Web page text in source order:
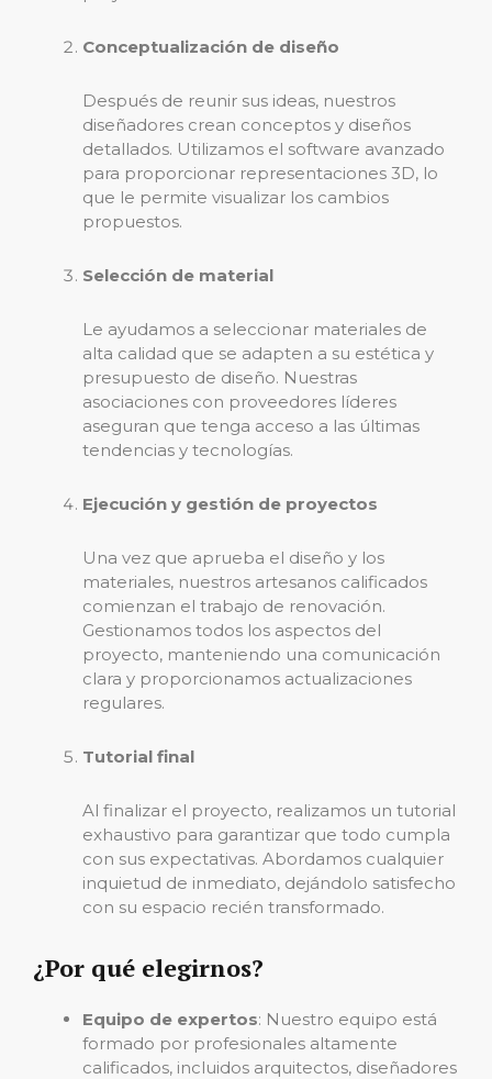
Conceptualización de diseño
Después de reunir sus ideas, nuestros
diseñadores crean conceptos y diseños
detallados. Utilizamos el software avanzado
para proporcionar representaciones 3D, lo
que le permite visualizar los cambios
propuestos.
Selección de material
Le ayudamos a seleccionar materiales de
alta calidad que se adapten a su estética y
presupuesto de diseño. Nuestras
asociaciones con proveedores líderes
aseguran que tenga acceso a las últimas
tendencias y tecnologías.
Ejecución y gestión de proyectos
Una vez que aprueba el diseño y los
materiales, nuestros artesanos calificados
comienzan el trabajo de renovación.
Gestionamos todos los aspectos del
proyecto, manteniendo una comunicación
clara y proporcionamos actualizaciones
regulares.
Tutorial final
Al finalizar el proyecto, realizamos un tutorial
exhaustivo para garantizar que todo cumpla
con sus expectativas. Abordamos cualquier
inquietud de inmediato, dejándolo satisfecho
con su espacio recién transformado.
¿Por qué elegirnos?
Equipo de expertos: Nuestro equipo está
formado por profesionales altamente
calificados, incluidos arquitectos, diseñadores